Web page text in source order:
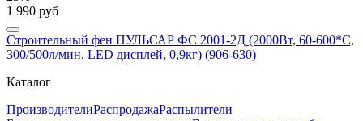
1 990 руб
Строительный фен ПУЛЬСАР ФС 2001-2Д (2000Вт, 60-600*C,
300/500л/мин, LED дисплей, 0,9кг) (906-630)
Каталог
ПроизводителиРаспродажаРаспылители